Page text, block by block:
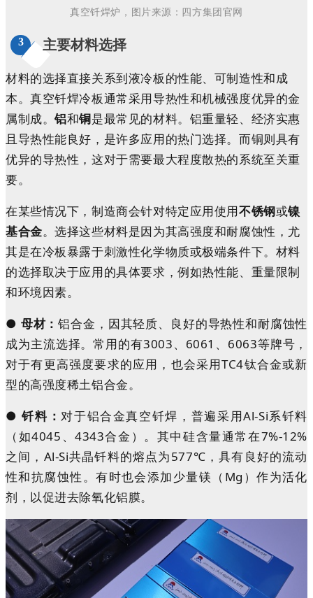
真空钎焊炉， 图片来源 ： 四方集团官网
3 主要材料选择
材料的选择直接关系到液冷板的性能、可制造性和成
本。真空钎焊冷板通常采用导热性和机械强度优异的金
属制成。铝和铜是最常见的材料。铝重量轻、经济实惠
且导热性能良好，是许多应用的热门选择。而铜则具有
优异的导热性，这对于需要最大程度散热的系统至关重
要。
在某些情况下，制造商会针对特定应用使用不锈钢或镍
基合金。选择这些材料是因为其高强度和耐腐蚀性，尤
其是在冷板暴露于刺激性化学物质或极端条件下。材料
的选择取决于应用的具体要求，例如热性能、重量限制
和环境因素。
● 母材：铝合金 ， 因其轻质、良好的导热性和耐腐蚀性
成为主流选择。常用的有3003、6061、6063等牌号，
对于有更高强度要求的应用，也会采用TC4钛合金或新
型的高强度稀土铝合金。
● 钎料：对于铝合金真空钎焊，普遍采用Al-Si系钎料
（如4045、4343合金）。其中硅含量通常在7%-12%
之间，Al-Si共晶钎料的熔点为577℃，具有良好的流动
性和抗腐蚀性。有时也会添加少量镁（Mg）作为活化
剂，以促进去除氧化铝膜。